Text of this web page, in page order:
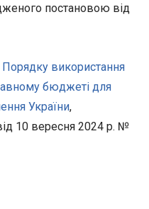
постановою від
Порядку використання
бюджеті для
України,
10 вересня 2024 р. №